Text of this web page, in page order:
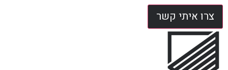
צרו איתי קשר